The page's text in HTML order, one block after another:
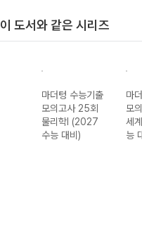
이 도서와 같은 시리즈
마더텅 수능기출
모의고사 25회
물리학I (2027
수능 대비)
마
모
세
능